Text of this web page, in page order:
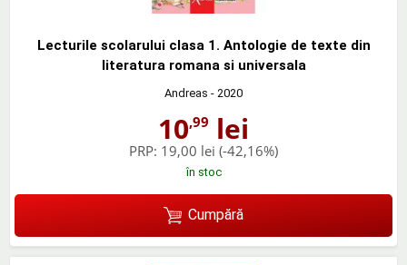
Lecturile scolarului clasa 1. Antologie de texte din
literatura romana si universala
Andreas - 2020
10,99 lei
PRP: 19,00 lei (-42,16%)
în stoc
Cumpără